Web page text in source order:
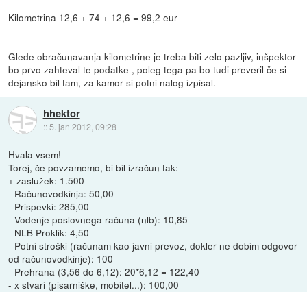
Kilometrina 12,6 + 74 + 12,6 = 99,2 eur
Glede obračunavanja kilometrine je treba biti zelo pazljiv, inšpektor
bo prvo zahteval te podatke , poleg tega pa bo tudi preveril če si
dejansko bil tam, za kamor si potni nalog izpisal.
hhektor
:: 5. jan 2012, 09:28
Hvala vsem!
Torej, če povzamemo, bi bil izračun tak:
+ zaslužek: 1.500
- Računovodkinja: 50,00
- Prispevki: 285,00
- Vodenje poslovnega računa (nlb): 10,85
- NLB Proklik: 4,50
- Potni stroški (računam kao javni prevoz, dokler ne dobim odgovor
od računovodkinje): 100
- Prehrana (3,56 do 6,12): 20*6,12 = 122,40
- x stvari (pisarniške, mobitel...): 100,00